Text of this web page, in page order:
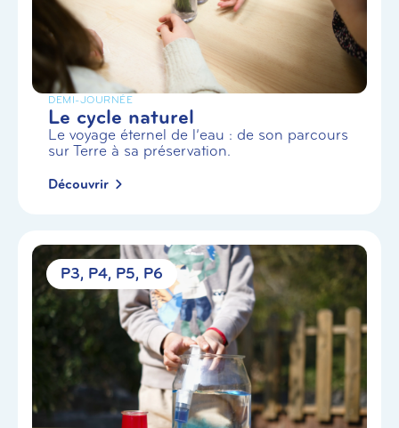
DEMI-JOURNÉE
Le cycle naturel
Le voyage éternel de l’eau : de son parcours
sur Terre à sa préservation.
Découvrir
P3 P4 P5 P6